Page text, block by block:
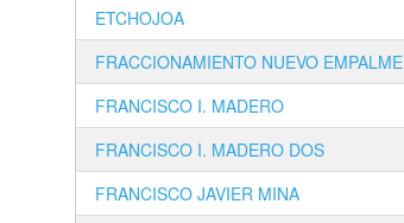
ETCHOJOA
FRACCIONAMIENTO NUEVO EMPALME
FRANCISCO I. MADERO
FRANCISCO I. MADERO DOS
FRANCISCO JAVIER MINA